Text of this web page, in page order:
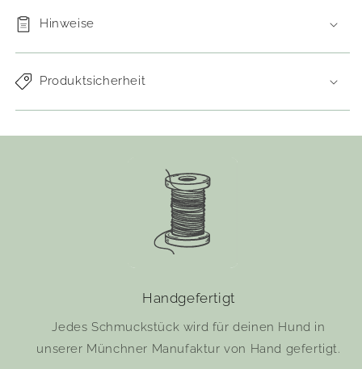
Hinweise
Produktsicherheit
Handgefertigt
Jedes Schmuckstück wird für deinen Hund in
unserer Münchner Manufaktur von Hand gefertigt.